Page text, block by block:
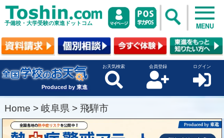
予備校・大学受験の東進ドットコム MENU
Produced by 東進
お天気検索 会員登録 ログイン
Home > 岐阜県 > 飛騨市